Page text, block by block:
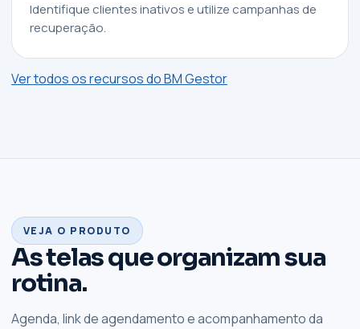
Identifique clientes inativos e utilize campanhas de
recuperação.
Ver todos os recursos do BM Gestor
VEJA O PRODUTO
As telas que organizam sua
rotina.
Agenda, link de agendamento e acompanhamento da